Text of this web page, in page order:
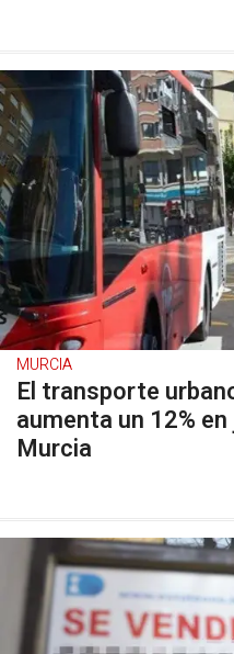
MURCIA
El transporte
aumenta un 12%
Murcia